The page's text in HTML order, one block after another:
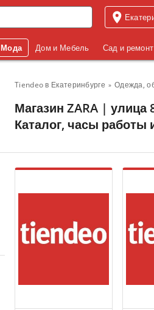
Мода Дом и Мебель Сад и ремонт
Tiendeo в Екатеринбурге Одежда,
Магазин ZARA | улица
Каталог, часы работы